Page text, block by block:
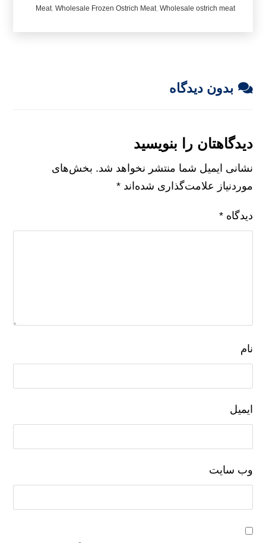
Meat, Wholesale Frozen Ostrich Meat, Wholesale ostrich meat
بدون دیدگاه
دیدگاهتان را بنویسید
نشانی ایمیل شما منتشر نخواهد شد. بخش‌های
موردنیاز علامت‌گذاری شده‌اند*
دیدگاه*
نام
ایمیل
وب‌ سایت